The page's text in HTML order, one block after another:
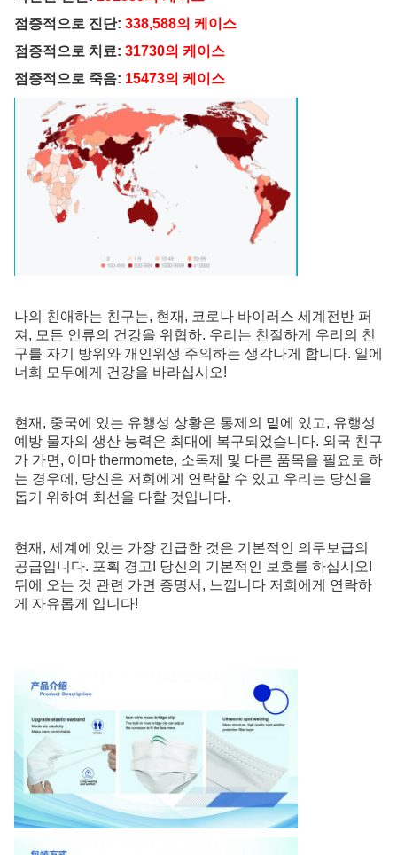
점증적으로 진단: 338,588의 케이스
점증적으로 치료: 31730의 케이스
점증적으로 죽음: 15473의 케이스
나의 친애하는 친구는, 현재, 코로나 바이러스 세계전반 퍼
져, 모든 인류의 건강을 위협하. 우리는 친절하게 우리의 친
구를 자기 방위와 개인위생 주의하는 생각나게 합니다. 일에
너희 모두에게 건강을 바라십시오!
현재, 중국에 있는 유행성 상황은 통제의 밑에 있고, 유행성
예방 물자의 생산 능력은 최대에 복구되었습니다. 외국 친구
가 가면, 이마 thermomete, 소독제 및 다른 품목을 필요로 하
는 경우에, 당신은 저희에게 연락할 수 있고 우리는 당신을
돕기 위하여 최선을 다할 것입니다.
현재, 세계에 있는 가장 긴급한 것은 기본적인 의무보급의
공급입니다. 포획 경고! 당신의 기본적인 보호를 하십시오!
뒤에 오는 것 관련 가면 증명서, 느낍니다 저희에게 연락하
게 자유롭게 입니다!